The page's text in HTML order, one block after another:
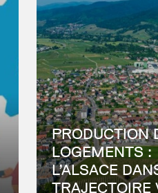
PRODUCTION
LOGEMENTS :
L’ALSACE
TRAJECTOIRE